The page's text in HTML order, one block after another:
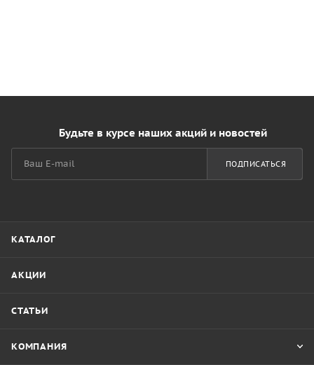
Будьте в курсе наших акций и новостей
ПОДПИСАТЬСЯ
КАТАЛОГ
АКЦИИ
СТАТЬИ
КОМПАНИЯ